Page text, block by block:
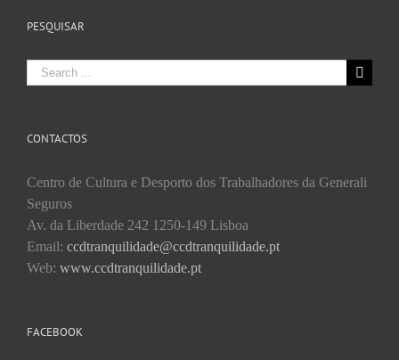
PESQUISAR
Search
for:
CONTACTOS
Centro de Cultura e Desporto dos Trabalhadores da Generali
Seguros
Av. da Liberdade 242 1250-149 Lisboa
Email: ccdtranquilidade@ccdtranquilidade.pt
Web: www.ccdtranquilidade.pt
FACEBOOK